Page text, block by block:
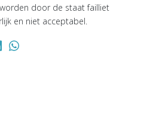
door de staat failliet
en niet acceptabel.